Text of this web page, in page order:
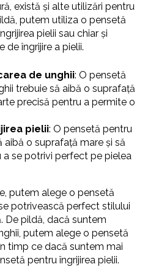
există și alte utilizări pentru
putem utiliza o pensetă
pielii sau chiar și
de îngrijire a pielii.
de unghii: O pensetă
trebuie să aibă o suprafață
precisă pentru a permite o
pielii: O pensetă pentru
aibă o suprafață mare și să
se potrivi perfect pe pielea
putem alege o pensetă
potrivească perfect stilului
De pildă, dacă suntem
putem alege o pensetă
timp ce dacă suntem mai
pentru îngrijirea pielii.